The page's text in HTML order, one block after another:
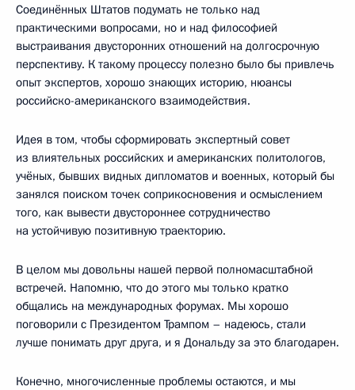
Соединённых Штатов подумать не только над
практическими вопросами, но и над философией
выстраивания двусторонних отношений на долгосрочную
перспективу. К такому процессу полезно было бы привлечь
опыт экспертов, хорошо знающих историю, нюансы
российско-американского взаимодействия.
Идея в том, чтобы сформировать экспертный совет
из влиятельных российских и американских политологов,
учёных, бывших видных дипломатов и военных, который бы
занялся поиском точек соприкосновения и осмыслением
того, как вывести двустороннее сотрудничество
на устойчивую позитивную траекторию.
В целом мы довольны нашей первой полномасштабной
встречей. Напомню, что до этого мы только кратко
общались на международных форумах. Мы хорошо
поговорили с Президентом Трампом – надеюсь, стали
лучше понимать друг друга, и я Дональду за это благодарен.
Конечно, многочисленные проблемы остаются, и мы